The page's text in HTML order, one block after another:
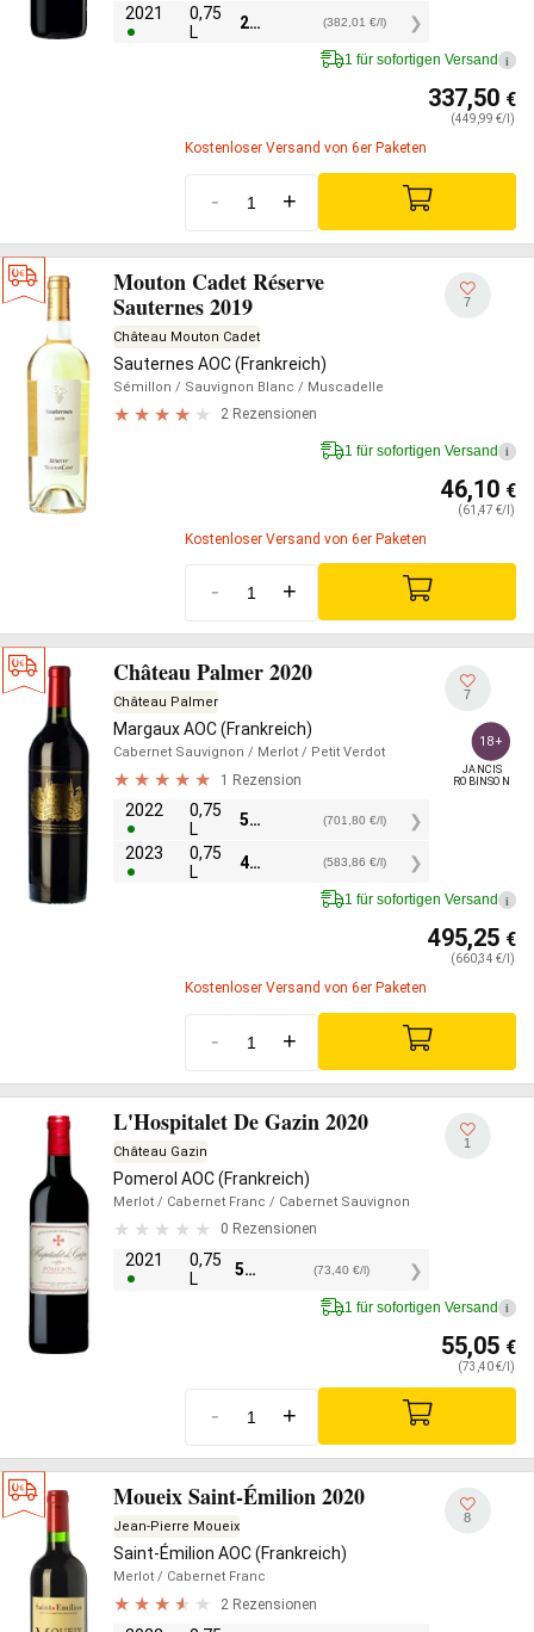
2021
0,75
L
286,50 (382,01 €/l)
1 für sofortigen Versand i
337,50 €
(449,99 €/l)
Kostenloser Versand von 6er Paketen
- +
Mouton Cadet Réserve
Sauternes 2019
Château Mouton Cadet
Sauternes AOC (Frankreich)
Sémillon / Sauvignon Blanc / Muscadelle
2 Rezensionen
7
1 für sofortigen Versand i
46,10 €
(61,47 €/l)
Kostenloser Versand von 6er Paketen
- +
Château Palmer 2020
Château Palmer
Margaux AOC (Frankreich)
Cabernet Sauvignon / Merlot / Petit Verdot
1 Rezension
2022
0,75
L
526,35 (701,80 €/l)
2023
0,75
L
437,90 (583,86 €/l)
7
18+
JANCIS
ROBINSON
1 für sofortigen Versand i
495,25 €
(660,34 €/l)
Kostenloser Versand von 6er Paketen
- +
L'Hospitalet De Gazin 2020
Château Gazin
Pomerol AOC (Frankreich)
Merlot / Cabernet Franc / Cabernet Sauvignon
0 Rezensionen
2021
0,75
L
55,05 (73,40 €/l)
1
1 für sofortigen Versand i
55,05 €
(73,40 €/l)
- +
Moueix Saint-Émilion 2020
Jean-Pierre Moueix
Saint-Émilion AOC (Frankreich)
Merlot / Cabernet Franc
2 Rezensionen
8